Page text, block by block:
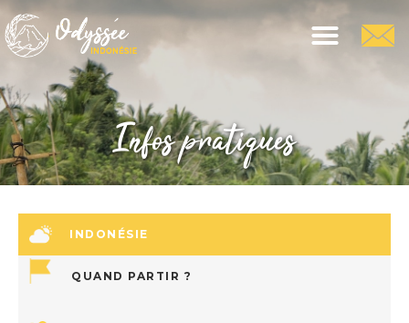
Infos pratiques
INDONÉSIE
QUAND PARTIR ?